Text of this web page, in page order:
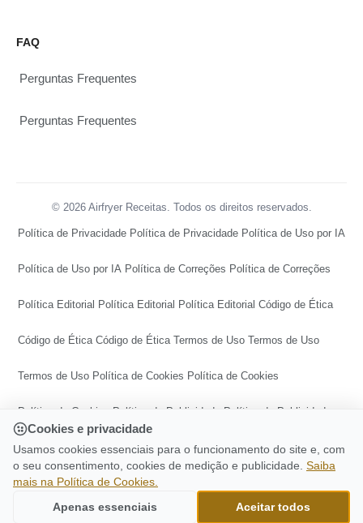
FAQ
Perguntas Frequentes
Perguntas Frequentes
© 2026 Airfryer Receitas. Todos os direitos reservados.
Política de Privacidade Política de Privacidade Política de Uso por IA
Política de Uso por IA Política de Correções Política de Correções
Política Editorial Política Editorial Política Editorial Código de Ética
Código de Ética Código de Ética Termos de Uso Termos de Uso
Termos de Uso Política de Cookies Política de Cookies
Política de Cookies Política de Publicidade Política de Publicidade
Política de Publicidade Central de Transparência
Central de Transparência Central de Transparência
Ir para o topo
Cookies e privacidade
Usamos cookies essenciais para o funcionamento do site e, com
o seu consentimento, cookies de medição e publicidade. Saiba
mais na Política de Cookies.
Apenas essenciais Aceitar todos
CONTINUE LENDO
Enroladinho De Banana Na Airfryer É
Delicioso E Fácil De Fazer